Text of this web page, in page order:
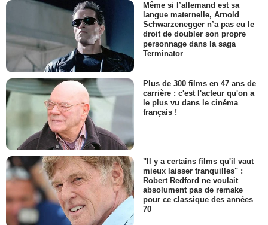
Même si l’allemand est sa
langue maternelle, Arnold
Schwarzenegger n’a pas eu le
droit de doubler son propre
personnage dans la saga
Terminator
Plus de 300 films en 47 ans de
carrière : c'est l'acteur qu'on a
le plus vu dans le cinéma
français !
"Il y a certains films qu'il vaut
mieux laisser tranquilles" :
Robert Redford ne voulait
absolument pas de remake
pour ce classique des années
70